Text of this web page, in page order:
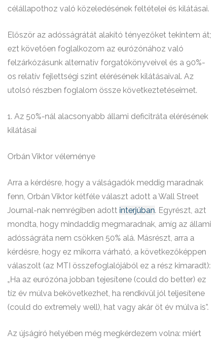
célállapothoz való közeledésének feltételei és kilátásai.
Először az adósságrátát alakító tényezőket tekintem át;
ezt követően foglalkozom az eurózónához való
felzárkózásunk alternatív forgatókönyveivel és a 90%-
os relatív fejlettségi szint elérésének kilátásaival. Az
utolsó részben foglalom össze következtetéseimet.
1. Az 50%-nál alacsonyabb állami deficitráta elérésének
kilátásai
Orbán Viktor véleménye
Arra a kérdésre, hogy a válságadók meddig maradnak
fenn, Orbán Viktor kétféle választ adott a Wall Street
Journal-nak nemrégiben adott interjúban. Egyrészt, azt
mondta, hogy mindaddig megmaradnak, amíg az állami
adósságráta nem csökken 50% alá. Másrészt, arra a
kérdésre, hogy ez mikorra várható, a következőképpen
válaszolt (az MTI összefoglalójából ez a rész kimaradt):
„Ha az eurózóna jobban tejesítene (could do better) ez
tíz év múlva bekövetkezhet, ha rendkívül jól teljesítene
(could do extremely well), hat vagy akár öt év múlva is”.
Az újságíró helyében még megkérdezem volna: miért